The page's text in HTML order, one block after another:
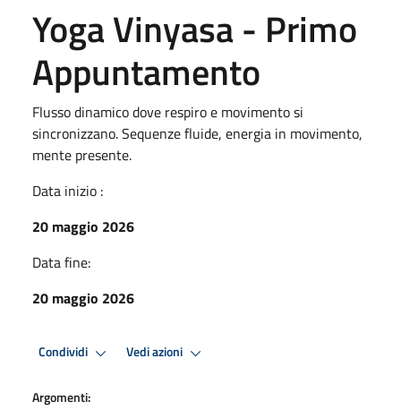
Yoga Vinyasa - Primo
Appuntamento
Flusso dinamico dove respiro e movimento si
sincronizzano. Sequenze fluide, energia in movimento,
mente presente.
Data inizio :
20 maggio 2026
Data fine:
20 maggio 2026
Condividi Vedi azioni
Argomenti: